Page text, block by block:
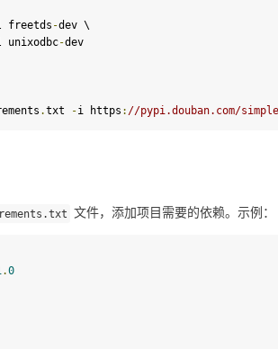
freetds -dev \
unixodbc-dev
.txt -i https : //pypi.douban.com/simple
.txt 文件，添加项目需要的依赖。示例：
.0